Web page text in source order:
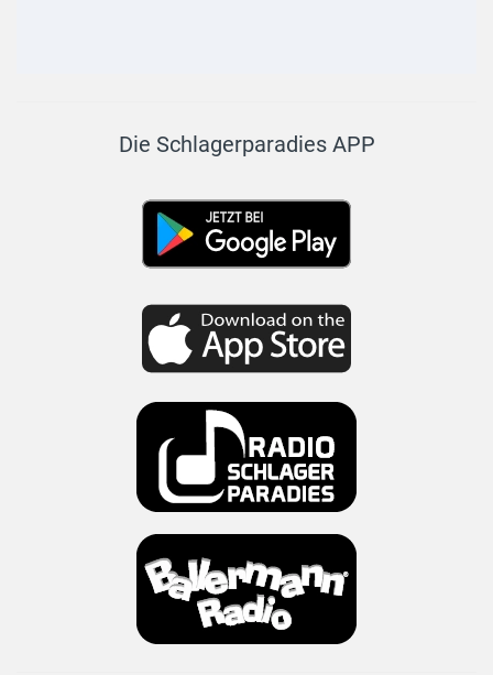
Die Schlagerparadies APP